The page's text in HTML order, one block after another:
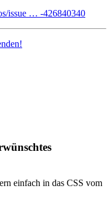
issue … -426840340
einfach in das CSS vom